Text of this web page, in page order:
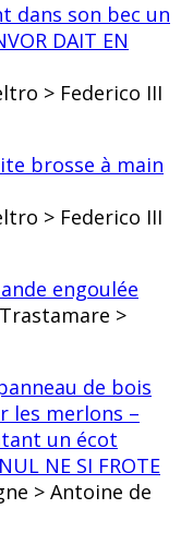
dans son bec un
DAIT EN
> Federico III
brosse à main
> Federico III
engoulée
>
de bois
les merlons –
un écot
NE SI FROTE
> Antoine de